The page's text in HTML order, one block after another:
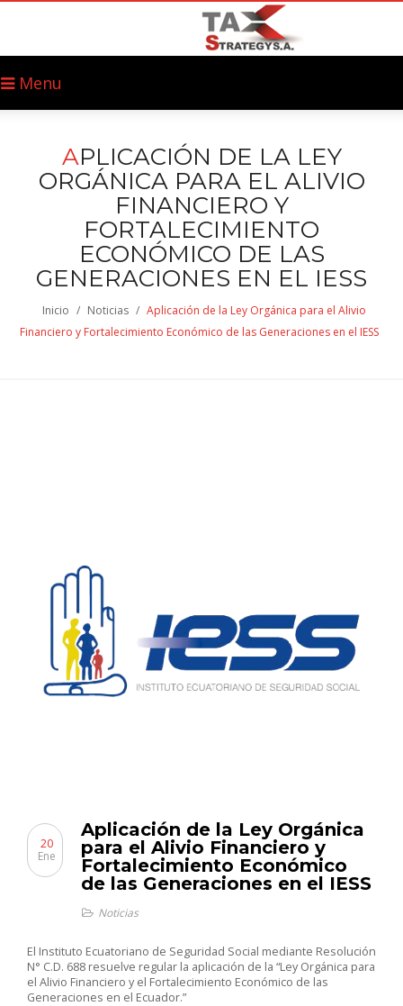
Menu
APLICACIÓN DE LA LEY
ORGÁNICA PARA EL ALIVIO
FINANCIERO Y
FORTALECIMIENTO
ECONÓMICO DE LAS
GENERACIONES EN EL IESS
Inicio / Noticias / Aplicación de la Ley Orgánica para el Alivio
Financiero y Fortalecimiento Económico de las Generaciones en el IESS
Aplicación de la Ley Orgánica
para el Alivio Financiero y
Fortalecimiento Económico
de las Generaciones en el IESS
20
Ene
Noticias
El Instituto Ecuatoriano de Seguridad Social mediante Resolución
N° C.D. 688 resuelve regular la aplicación de la “Ley Orgánica para
el Alivio Financiero y el Fortalecimiento Económico de las
Generaciones en el Ecuador.”